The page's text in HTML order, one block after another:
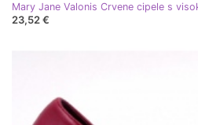
Mary Jane Valonis Crvene cipele s
23,52 €